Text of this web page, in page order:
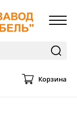
Корзина